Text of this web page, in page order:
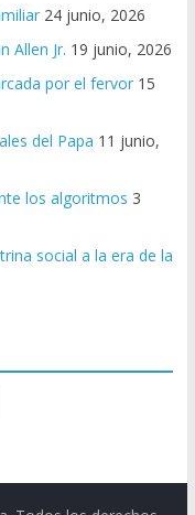
24 junio, 2026
Allen Jr. 19 junio, 2026
por el fervor 15
del Papa 11 junio,
los algoritmos 3
social a la era de la